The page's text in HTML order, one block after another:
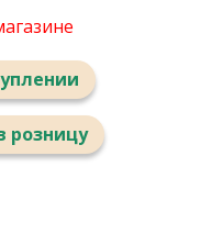
розницу